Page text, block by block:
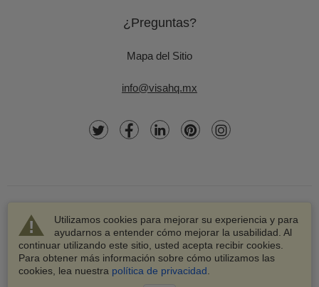
Utilizamos cookies para mejorar su experiencia y para
ayudarnos a entender cómo mejorar la usabilidad. Al
continuar utilizando este sitio, usted acepta recibir cookies.
Para obtener más información sobre cómo utilizamos las
cookies, lea nuestra política de privacidad
¿Preguntas?
Mapa del Sitio
info@visahq.mx
© 2003-2026 VisaHQ.com, Inc. Todos los derechos
reservados.
VisaHQ y el logotipo de VisaHQ son marcas registradas de